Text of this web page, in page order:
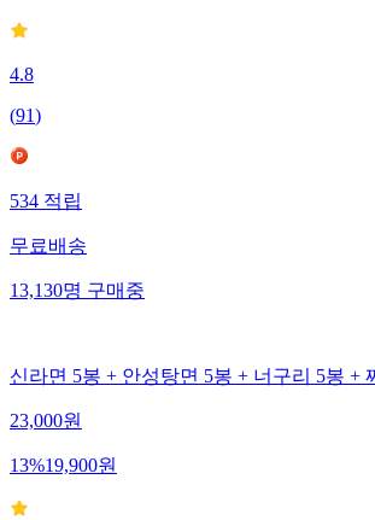
4.8
(91)
534 적립
무료배송
13,130명 구매중
신라면 5봉 + 안성탕면 5봉 + 너구리 5봉 +
23,000원
13%19,900원